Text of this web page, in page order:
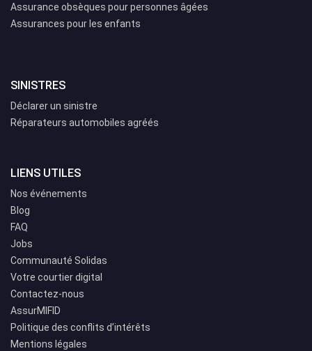
Assurance obsèques pour personnes âgées
Assurances pour les enfants
SINISTRES
Déclarer un sinistre
Réparateurs automobiles agréés
LIENS UTILES
Nos événements
Blog
FAQ
Jobs
Communauté Solidas
Votre courtier digital
Contactez-nous
AssurMIFID
Politique des conflits d’intérêts
Mentions légales